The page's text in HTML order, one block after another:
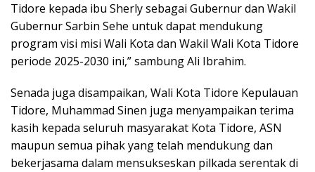
Tidore kepada ibu Sherly sebagai Gubernur dan Wakil
Gubernur Sarbin Sehe untuk dapat mendukung
program visi misi Wali Kota dan Wakil Wali Kota Tidore
periode 2025-2030 ini,” sambung Ali Ibrahim.
Senada juga disampaikan, Wali Kota Tidore Kepulauan
Tidore, Muhammad Sinen juga menyampaikan terima
kasih kepada seluruh masyarakat Kota Tidore, ASN
maupun semua pihak yang telah mendukung dan
bekerjasama dalam mensukseskan pilkada serentak di